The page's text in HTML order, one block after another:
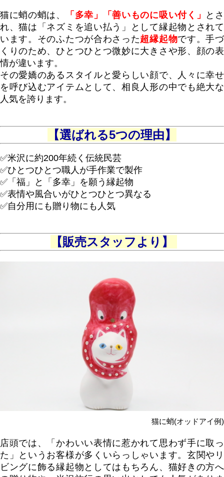
猫に蛸の蛸は、 「多幸」「善いものに吸い付く」
とさ
れ、猫は「ネズミを追い払う」として縁起物とされて
います。そのふたつが合わさった超縁起物です。手づ
くりのため、ひとつひとつ微妙に大きさや形、顔の表
情が違います。
その愛嬌のあるスタイルと愛らしい顔で、人々に幸せ
を呼び込むアイテムとして、相良人形の中でも絶大な
人気を誇ります。
【選ばれる5つの理由】
✅米沢に約200年続く伝統民芸
✅ひとつひとつ職人が手作業で製作
✅「福」と「多幸」を願う縁起物
✅表情や風合いがひとつひとつ異なる
✅自分用にも贈り物にも人気
【販売スタッフより】
猫に蛸(オッドアイ例)
店頭では、「かわいい表情に惹かれて思わず手に取っ
た」というお客様が多くいらっしゃいます。玄関やリ
ビングに飾る縁起物としてはもちろん、猫好きの方へ